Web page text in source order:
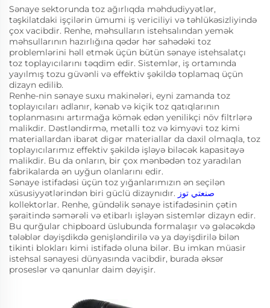
Sənaye sektorunda toz ağırlıqda məhdudiyyətlər,
təşkilatdaki işçilərin ümumi iş vericiliyi və təhlükəsizliyində
çox vacibdir. Renhe, məhsulların istehsalından yemək
məhsullarının hazırlığına qədər hər sahədəki toz
problemlərini həll etmək üçün bütün sənaye istehsalatçı
toz toplayıcılarını təqdim edir. Sistemlər, iş ortamında
yayılmış tozu güvənli və effektiv şəkildə toplamaq üçün
dizayn edilib.
Renhe-nin sənaye suxu makinələri, eyni zamanda toz
toplayıcıları adlanır, kənab və kiçik toz qatıqlarının
toplanmasını artırmağa kömək edən yenilikçi növ filtrlərə
malikdir. Dəstləndirmə, metalli toz və kimyəvi toz kimi
materiallardan ibarət digər materiallar da daxil olmaqla, toz
toplayıcılarımız effektiv şəkildə işləyə biləcək kapasitəyə
malikdir. Bu da onların, bir çox mənbədən toz yaradılan
fabrikalarda ən uyğun olanlarını edir.
Sənaye istifadəsi üçün toz yığanlarımızın ən seçilən
xüsusiyyətlərindən biri güclü dizaynıdır. صنعتي توز
kollektorlar. Renhe, gündəlik sənaye istifadəsinin çətin
şəraitində səmərəli və etibarlı işləyən sistemlər dizayn edir.
Bu qurğular chipboard üslubunda formalaşır və gələcəkdə
tələblər dəyişdikdə genişləndirilə və ya dəyişdirilə bilən
tikinti blokları kimi istifadə oluna bilər. Bu imkan müasir
istehsal sənayesi dünyasında vacibdir, burada əksər
proseslər və qanunlar daim dəyişir.